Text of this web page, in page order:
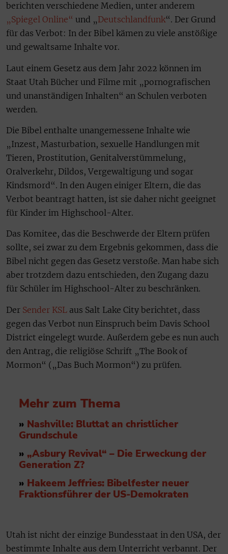
berichten verschiedene Medien, unter anderem
„Spiegel Online“ und „Deutschlandfunk“. Der Grund
für das Verbot: In der Bibel kämen zu viele anstößige
und gewaltsame Inhalte vor.
Laut einem Gesetz aus dem Jahr 2022 können im
Staat Utah Bücher und Filme mit „pornografischen
und unanständigen Inhalten“ an Schulen verboten
werden.
Die Bibel enthalte unangemessene Inhalte wie
„Inzest, Masturbation, sexuelle Handlungen mit
Tieren, Prostitution, Genitalverstümmelung,
Oralverkehr, Dildos, Vergewaltigung und sogar
Kindsmord“. In den Augen einiger Eltern, die das
Verbot beantragt hatten, ist sie daher nicht geeignet
für Kinder im Highschool-Alter.
Das Komitee, das die Beschwerde der Eltern prüfen
sollte, sei zwar zu dem Ergebnis gekommen, dass die
Bibel nicht gegen das Gesetz verstoße. Man habe sich
aber trotzdem dazu entschieden, den Zugang dazu
für Schüler im Highschool-Alter zu beschränken.
Der Sender KSL aus Salt Lake City berichtet, dass
gegen das Verbot nun Einspruch beim Davis School
District eingelegt wurde. Außerdem gebe es nun auch
den Antrag, die religiöse Schrift „The Book of
Mormon“ („Das Buch Mormon“) zu prüfen.
Mehr zum Thema
» Nashville: Bluttat an christlicher
Grundschule
» „Asbury Revival“ – Die Erweckung der
Generation Z?
» Hakeem Jeffries: Bibelfester neuer
Fraktionsführer der US-Demokraten
Utah ist nicht der einzige Bundesstaat in den USA, der
bestimmte Inhalte aus dem Unterricht verbannt. Der